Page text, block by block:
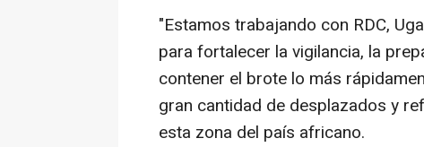
"Estamos trabajando con RDC,
para fortalecer la vigilancia, la
contener el brote lo más
gran cantidad de desplazados y
esta zona del país africano.